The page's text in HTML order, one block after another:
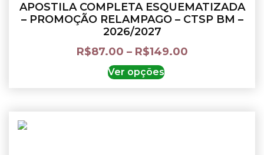
APOSTILA COMPLETA ESQUEMATIZADA
– PROMOÇÃO RELAMPAGO – CTSP BM –
2026/2027
R$87.00 – R$149.00
Ver opções